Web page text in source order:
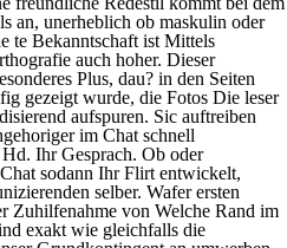
an, unerheblich ob maskulin oder
te Bekanntschaft ist Mittels
auch hoher. Dieser
Plus, dau? in den Seiten
gezeigt wurde, die Fotos Die leser
aufspuren. Sic auftreiben
im Chat schnell
Ihr Gesprach. Ob oder
sodann Ihr Flirt entwickelt,
selber. Wafer ersten
Zuhilfenahme von Welche Rand im
exakt wie gleichfalls die